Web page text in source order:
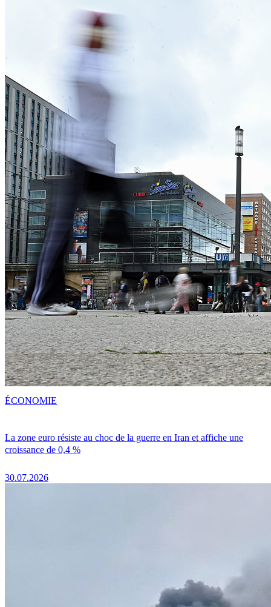
La zone euro résiste au choc de la guerre en Iran et affiche une
croissance de 0,4 %
30.07.2026
ÉCONOMIE